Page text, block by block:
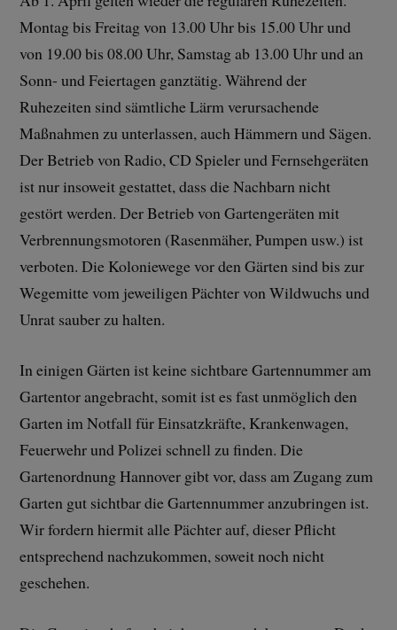
Montag bis Freitag von 13.00 Uhr bis 15.00 Uhr und
von 19.00 bis 08.00 Uhr, Samstag ab 13.00 Uhr und an
Sonn- und Feiertagen ganztätig. Während der
Ruhezeiten sind sämtliche Lärm verursachende
Maßnahmen zu unterlassen, auch Hämmern und Sägen.
Der Betrieb von Radio, CD Spieler und Fernsehgeräten
ist nur insoweit gestattet, dass die Nachbarn nicht
gestört werden. Der Betrieb von Gartengeräten mit
Verbrennungsmotoren (Rasenmäher, Pumpen usw.) ist
verboten. Die Koloniewege vor den Gärten sind bis zur
Wegemitte vom jeweiligen Pächter von Wildwuchs und
Unrat sauber zu halten.
In einigen Gärten ist keine sichtbare Gartennummer am
Gartentor angebracht, somit ist es fast unmöglich den
Garten im Notfall für Einsatzkräfte, Krankenwagen,
Feuerwehr und Polizei schnell zu finden. Die
Gartenordnung Hannover gibt vor, dass am Zugang zum
Garten gut sichtbar die Gartennummer anzubringen ist.
Wir fordern hiermit alle Pächter auf, dieser Pflicht
entsprechend nachzukommen, soweit noch nicht
geschehen.